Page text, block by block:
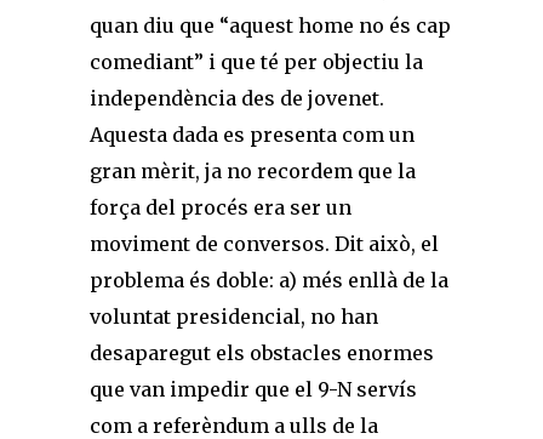
quan diu que “aquest home no és cap
comediant” i que té per objectiu la
independència des de jovenet.
Aquesta dada es presenta com un
gran mèrit, ja no recordem que la
força del procés era ser un
moviment de conversos. Dit això, el
problema és doble: a) més enllà de la
voluntat presidencial, no han
desaparegut els obstacles enormes
que van impedir que el 9-N servís
com a referèndum a ulls de la